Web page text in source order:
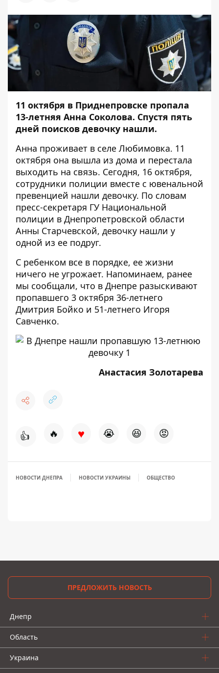
11 октября в Приднепровске пропала
13-летняя Анна Соколова. Спустя пять
дней поисков девочку нашли.
Анна проживает в селе Любимовка. 11
октября она вышла из дома и перестала
выходить на связь. Сегодня, 16 октября,
сотрудники полиции вместе с ювенальной
превенцией нашли девочку. По словам
пресс-секретаря ГУ Национальной
полиции в Днепропетровской области
Анны Старчевской, девочку нашли у
одной из ее подруг.
С ребенком все в порядке, ее жизни
ничего не угрожает. Напоминаем, ранее
мы сообщали, что в Днепре разыскивают
пропавшего 3 октября 36-летнего
Дмитрия Бойко и 51-летнего Игоря
Савченко.
Анастасия Золотарева
👍 🔥 ♥ 😭 😆 😡
НОВОСТИ ДНЕПРА НОВОСТИ УКРАИНЫ ОБЩЕСТВО
ПРЕДЛОЖИТЬ НОВОСТЬ
Днепр
Область
Украина